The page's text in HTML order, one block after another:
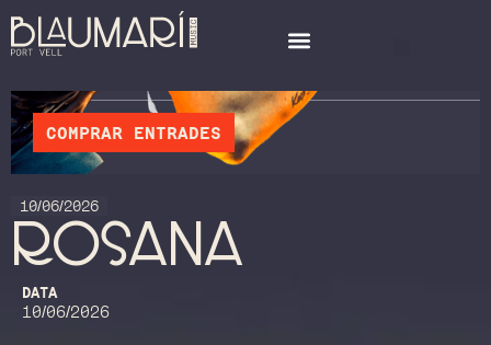
10/06/2026
ROSANA
DATA
10/06/2026
COMPRAR ENTRADES